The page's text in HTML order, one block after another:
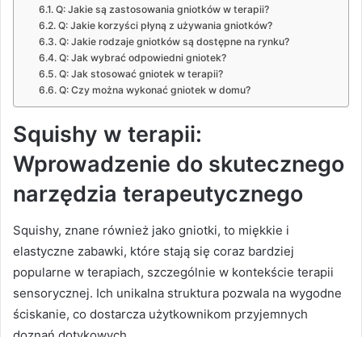
Q: Jakie są zastosowania gniotków w terapii?
Q: Jakie korzyści płyną z używania gniotków?
Q: Jakie rodzaje gniotków są dostępne na rynku?
Q: Jak wybrać odpowiedni gniotek?
Q: Jak stosować gniotek w terapii?
Q: Czy można wykonać gniotek w domu?
Squishy w terapii:
Wprowadzenie do skutecznego
narzędzia terapeutycznego
Squishy, znane również jako gniotki, to miękkie i
elastyczne zabawki, które stają się coraz bardziej
popularne w terapiach, szczególnie w kontekście terapii
sensorycznej. Ich unikalna struktura pozwala na wygodne
ściskanie, co dostarcza użytkownikom przyjemnych